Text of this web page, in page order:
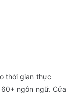
thời gian thực
ngôn ngữ.